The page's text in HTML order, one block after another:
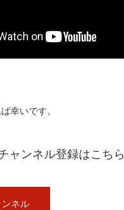
幸いです。
ャンネル登録はこちら
ンネル